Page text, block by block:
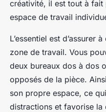
créativité, il est tout à fait
espace de travail
L’essentiel est d’assurer
zone de travail. Vous
deux bureaux dos à dos
opposés de la pièce.
son propre espace, ce
distractions et favorise la